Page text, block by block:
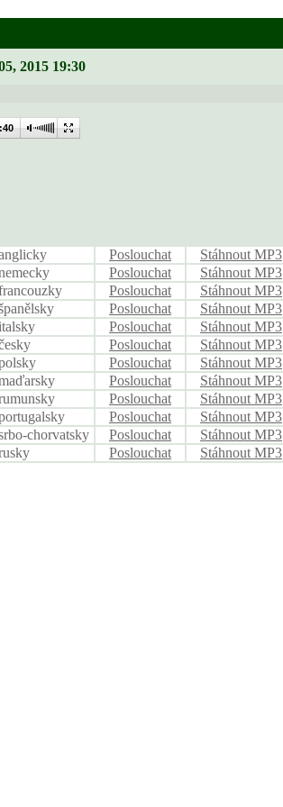
2015 19:30
Poslouchat Stáhnout MP3
Poslouchat Stáhnout MP3
Poslouchat Stáhnout MP3
Poslouchat Stáhnout MP3
Poslouchat Stáhnout MP3
Poslouchat Stáhnout MP3
Poslouchat Stáhnout MP3
Poslouchat Stáhnout MP3
Poslouchat Stáhnout MP3
Poslouchat Stáhnout MP3
chorvatsky
Poslouchat Stáhnout MP3
Poslouchat Stáhnout MP3